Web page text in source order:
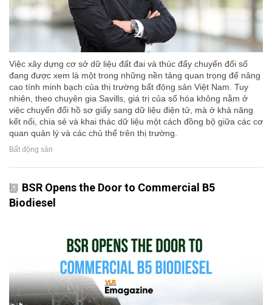
Việc xây dựng cơ sở dữ liệu đất đai và thúc đẩy chuyển đổi số
đang được xem là một trong những nền tảng quan trọng để nâng
cao tính minh bạch của thị trường bất động sản Việt Nam. Tuy
nhiên, theo chuyên gia Savills, giá trị của số hóa không nằm ở
việc chuyển đổi hồ sơ giấy sang dữ liệu điện tử, mà ở khả năng
kết nối, chia sẻ và khai thác dữ liệu một cách đồng bộ giữa các cơ
quan quản lý và các chủ thể trên thị trường.
Bất động sản
BSR Opens the Door to Commercial B5
Biodiesel